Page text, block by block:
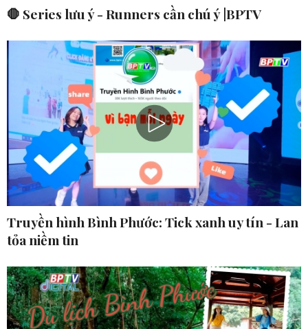
🛑 Series lưu ý - Runners cần chú ý |BPTV
Truyền hình Bình Phước: Tick xanh uy tín - Lan
tỏa niềm tin